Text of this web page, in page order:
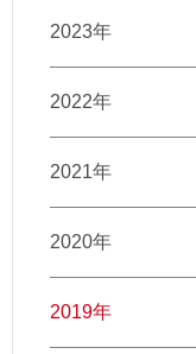
2023年
2022年
2021年
2020年
2019年